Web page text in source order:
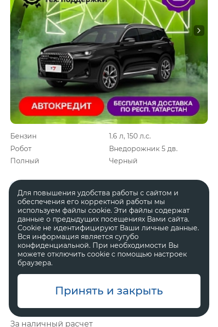
Бензин
1.6 л, 150 л.с.
Робот
Внедорожник 5 дв.
Полный
Черный
Можно в кредит
Онлайн бронирование
Онлайн-покупка
Tenet T7
Прайм
За наличный расчет
Для повышения удобства работы с сайтом и
обеспечения его корректной работы мы
используем файлы cookie. Эти файлы содержат
данные о предыдущих посещениях Вами сайта.
Cookie не идентифицируют Ваши личные данные.
Вся информация является сугубо
конфиденциальной. При необходимости Вы
можете отключить cookie с помощью настроек
браузера.
Принять и закрыть